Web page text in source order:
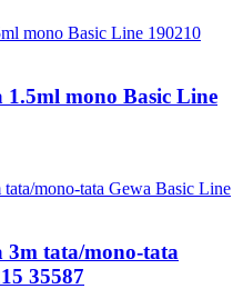
mono Basic Line
3m tata/mono-tata
35587